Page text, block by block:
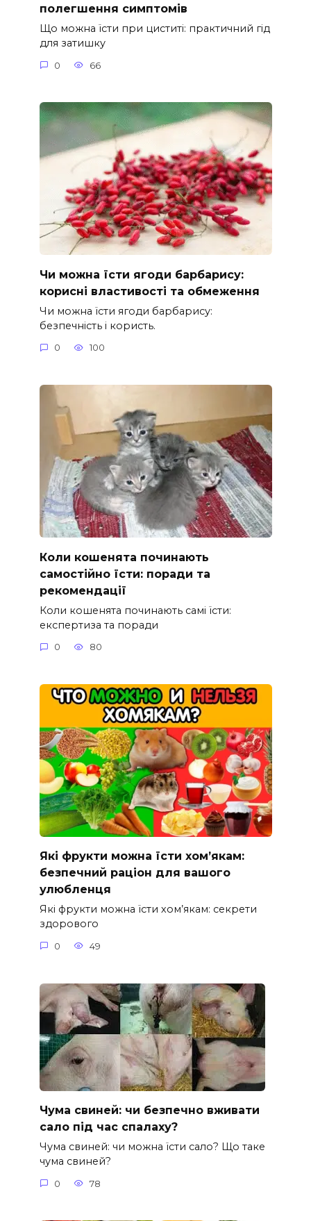
полегшення симптомів
Що можна їсти при циститі: практичний гід
для затишку
0 66
Чи можна їсти ягоди барбарису:
корисні властивості та обмеження
Чи можна їсти ягоди барбарису:
безпечність і користь.
0 100
Коли кошенята починають
самостійно їсти: поради та
рекомендації
Коли кошенята починають самі їсти:
експертиза та поради
0 80
Які фрукти можна їсти хом’якам:
безпечний раціон для вашого
улюбленця
Які фрукти можна їсти хом’якам: секрети
здорового
0 49
Чума свиней: чи безпечно вживати
сало під час спалаху?
Чума свиней: чи можна їсти сало? Що таке
чума свиней?
0 78